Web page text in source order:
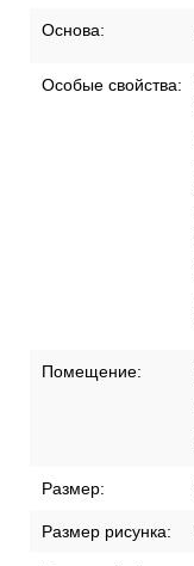
Основа:
Особые свойства:
Помещение:
Размер:
Размер рисунка: